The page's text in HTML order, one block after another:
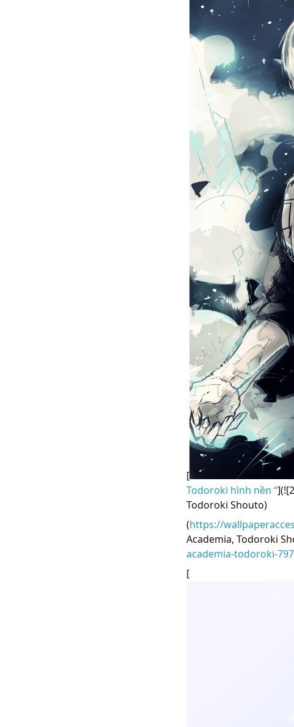
[
Todoroki hình nền “
Todoroki Shouto)
(https://
Academia, Todoroki
academia-todoroki-
[